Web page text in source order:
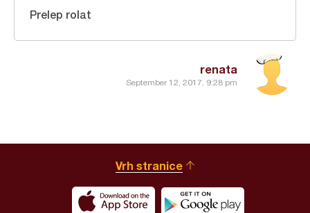
renata
September 12, 2017, 9:28 pm
Prelep rolat
Vrh stranice